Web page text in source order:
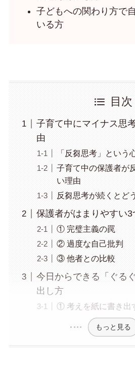
子どもへの関わり方で
いる方
目次
子育て中にマイナス思
由
「反芻思考」という
子育て中の保護者が
い理由
反芻思考が続くとど
保護者がはまりやすい
① 完璧主義の罠
② 過度な自己批判
③ 他者との比較
今日からできる「ぐる
出し方
① 考えを紙に書き出
もっと見る